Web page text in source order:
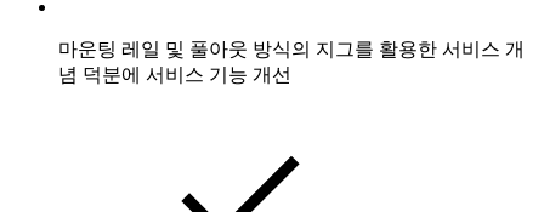
마운팅 레일 및 풀아웃 방식의 지그를 활용한 서비스 개
념 덕분에 서비스 기능 개선